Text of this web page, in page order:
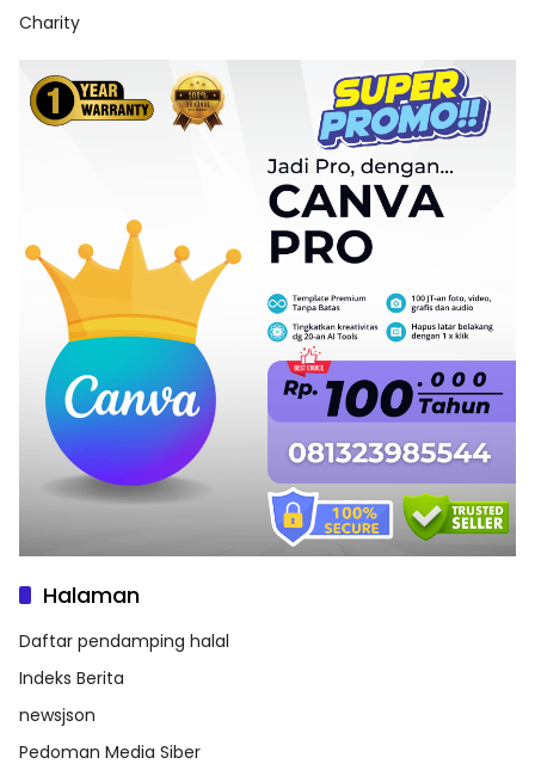
Charity
Halaman
Daftar pendamping halal
Indeks Berita
newsjson
Pedoman Media Siber